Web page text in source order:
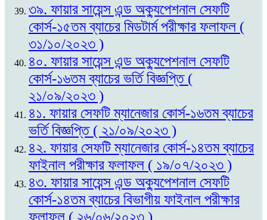
৩৯. ফায়ার সায়েন্স এন্ড অক্যুপেশনাল সেফটি
কোর্স-১৫তম ব্যাচের মিডটার্ম পরীক্ষার ফলাফল (
৩১/১০/২০২৩ )
৪০. ফায়ার সায়েন্স এন্ড অক্যুপেশনাল সেফটি
কোর্স-১৬তম ব্যাচের ভর্তি বিজ্ঞপ্তি (
২১/০৯/২০২৩ )
৪১. ফায়ার সেফটি ম্যানেজার কোর্স-১৬তম ব্যাচের
ভর্তি বিজ্ঞপ্তি ( ২১/০৯/২০২৩ )
৪২. ফায়ার সেফটি ম্যানেজার কোর্স-১৪তম ব্যাচের
ফাইনাল পরীক্ষার ফলাফল ( ১৯/০৭/২০২৩ )
৪৩. ফায়ার সায়েন্স এন্ড অক্যুপেশনাল সেফটি
কোর্স-১৪তম ব্যাচের বিভাগীয় ফাইনাল পরীক্ষার